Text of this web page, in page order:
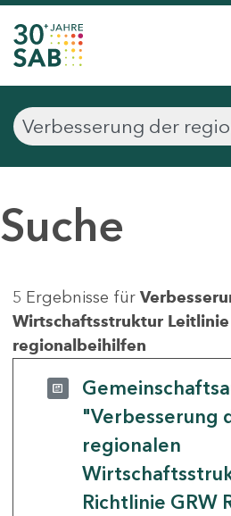
Suche
5 Ergebnisse für
Wirtschaftsstruktur
regionalbeihilfen
"Verbesserung
regionalen
Richtlinie GRW